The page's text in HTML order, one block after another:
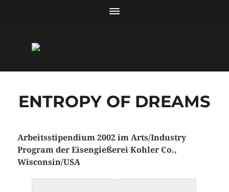
ENTROPY OF DREAMS
Arbeitsstipendium 2002 im Arts/Industry
Program der Eisengießerei Kohler Co.,
Wisconsin/USA